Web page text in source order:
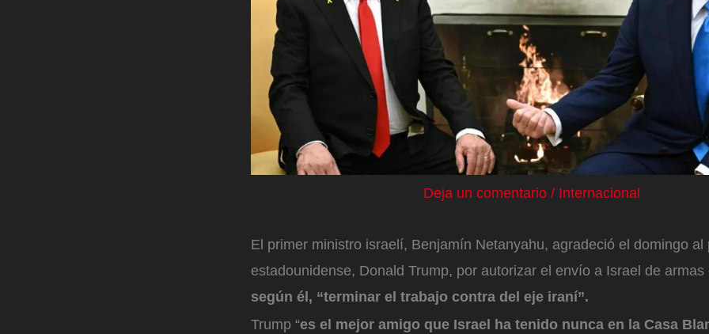
Deja un comentario / Internacional
El primer ministro israelí, Benjamín Netanyahu, agradeció el domingo al
estadounidense, Donald Trump, por autorizar el envío a Israel de armas
según él, “terminar el trabajo contra del eje iraní”.
Trump “es el mejor amigo que Israel ha tenido nunca en la Casa